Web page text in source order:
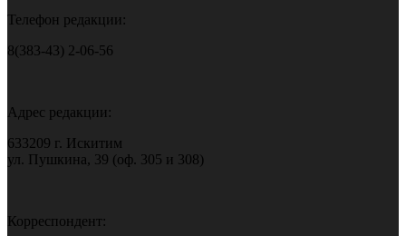
Телефон редакции:
8(383-43) 2-06-56
Адрес редакции:
633209 г. Искитим
ул. Пушкина, 39 (оф. 305 и 308)
Корреспондент: